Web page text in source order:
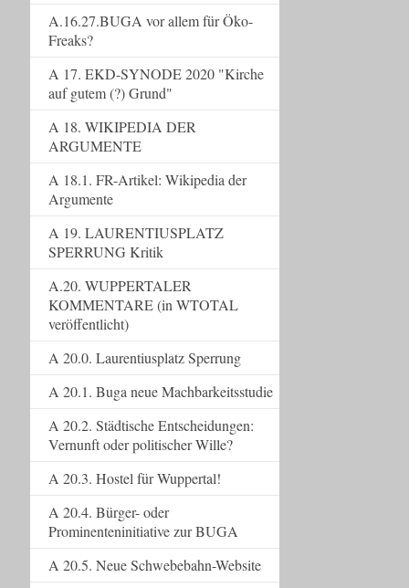
A.16.27.BUGA vor allem für Öko-
Freaks?
A 17. EKD-SYNODE 2020 "Kirche
auf gutem (?) Grund"
A 18. WIKIPEDIA DER
ARGUMENTE
A 18.1. FR-Artikel: Wikipedia der
Argumente
A 19. LAURENTIUSPLATZ
SPERRUNG Kritik
A.20. WUPPERTALER
KOMMENTARE (in WTOTAL
veröffentlicht)
A 20.0. Laurentiusplatz Sperrung
A 20.1. Buga neue Machbarkeitsstudie
A 20.2. Städtische Entscheidungen:
Vernunft oder politischer Wille?
A 20.3. Hostel für Wuppertal!
A 20.4. Bürger- oder
Prominenteninitiative zur BUGA
A 20.5. Neue Schwebebahn-Website